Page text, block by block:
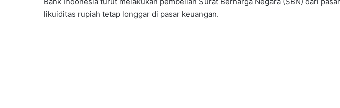
Bank Indonesia turut melakukan pembelian Surat Berharga Negara (SBN) dari
likuiditas rupiah tetap longgar di pasar keuangan.